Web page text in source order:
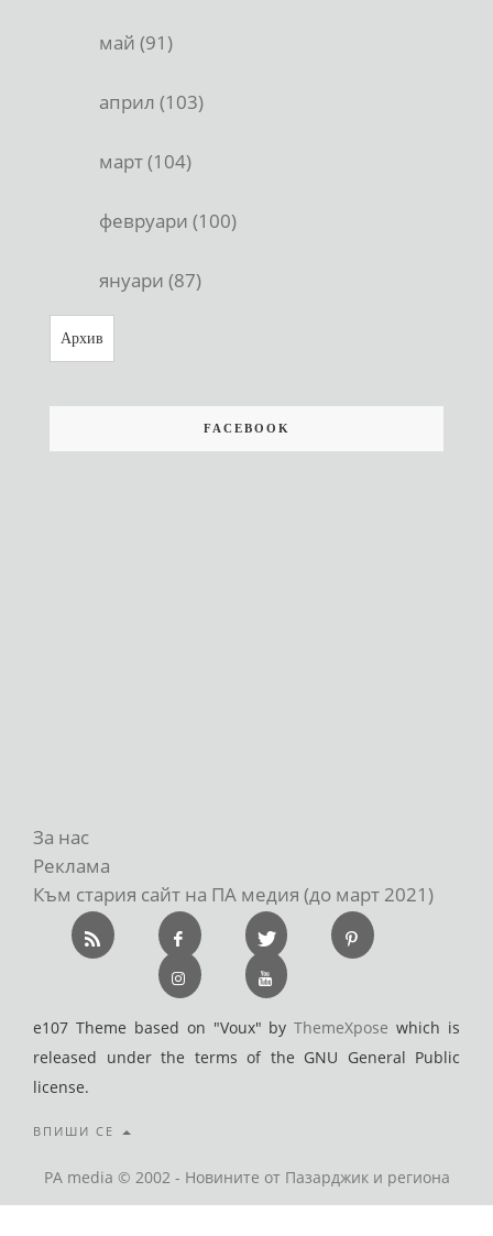
май (91)
април (103)
март (104)
февруари (100)
януари (87)
Архив
FACEBOOK
За нас
Реклама
Към стария сайт на ПА медия (до март 2021)
e107 Theme based on "Voux" byThemeXpose which is
released under the terms of the GNU General Public
license.
ВПИШИ СЕ
PA media © 2002 - Новините от Пазарджик и региона